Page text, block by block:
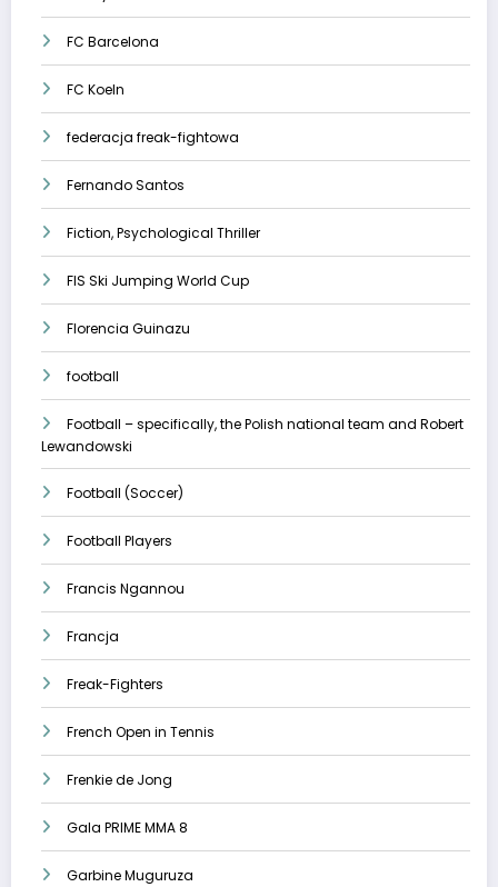
FC Barcelona
FC Koeln
federacja freak-fightowa
Fernando Santos
Fiction, Psychological Thriller
FIS Ski Jumping World Cup
Florencia Guinazu
football
Football – specifically, the Polish national team and Robert
Lewandowski
Football (Soccer)
Football Players
Francis Ngannou
Francja
Freak-Fighters
French Open in Tennis
Frenkie de Jong
Gala PRIME MMA 8
Garbine Muguruza